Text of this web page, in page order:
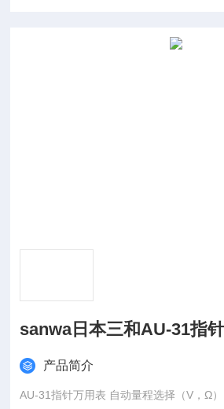
sanwa日本三和AU-31指
产品简介
AU-31指针万用表 自动量程选择（V，Ω）